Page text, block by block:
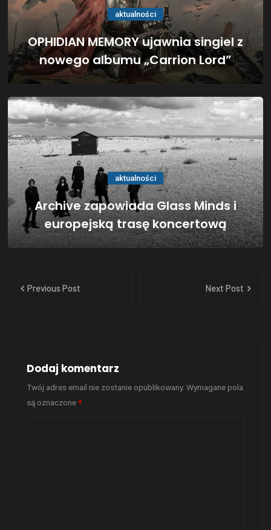
aktualności
OPHIDIAN MEMORY ujawnia singiel z
nowego albumu „Carrion Lord”
aktualności
Archive zapowiada Glass Minds i
europejską trasę koncertową
Previous Post Next Post
Dodaj komentarz
Twój adres email nie zostanie opublikowany. Wymagane pola
są oznaczone*